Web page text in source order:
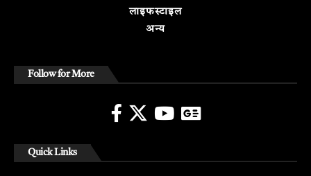
लाइफस्टाइल
अन्य
Follow for More
Quick Links